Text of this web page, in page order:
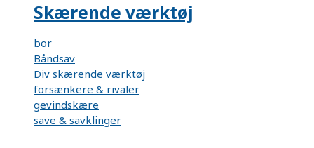
Skærende værktøj
bor
Båndsav
Div skærende værktøj
forsænkere & rivaler
gevindskære
save & savklinger